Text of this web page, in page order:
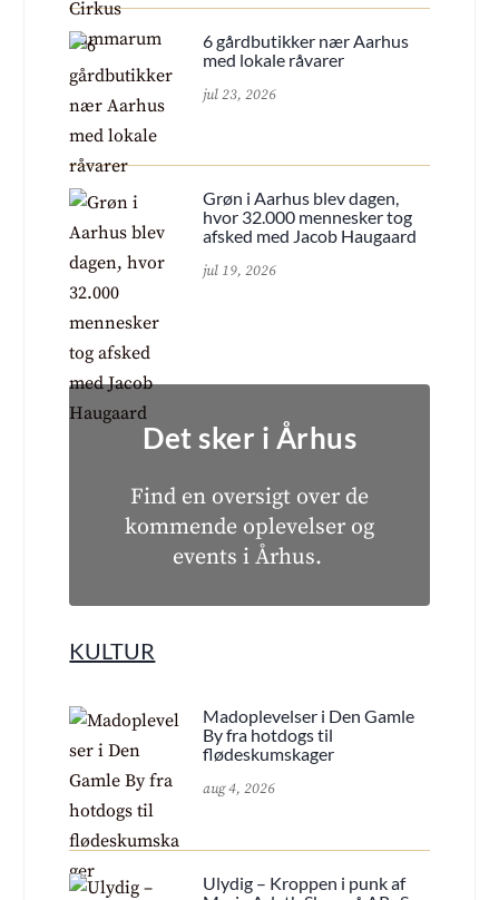
6 gårdbutikker nær Aarhus
med lokale råvarer
jul 23, 2026
Grøn i Aarhus blev dagen,
hvor 32.000 mennesker tog
afsked med Jacob Haugaard
jul 19, 2026
Det sker i Århus
Find en oversigt over de
kommende oplevelser og
events i Århus.
KULTUR
Madoplevelser i Den Gamle
By fra hotdogs til
flødeskumskager
aug 4, 2026
Ulydig – Kroppen i punk af